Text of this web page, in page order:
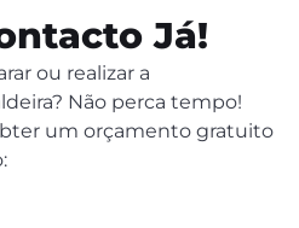
Já!
ou realizar a
Não perca tempo!
um orçamento gratuito